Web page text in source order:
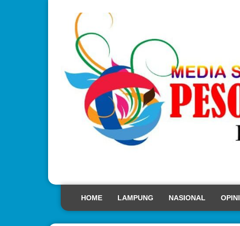
HOME LAMPUNG NASIONAL OPINI